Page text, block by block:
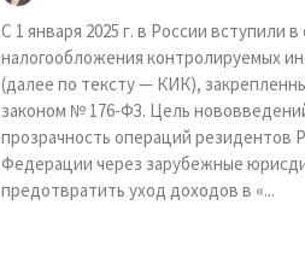
С 1 января 2025 г. в России вступили
налогообложения контролируемых
(далее по тексту — КИК),
законом № 176-ФЗ. Цель
прозрачность операций резидентов
Федерации через зарубежные
предотвратить уход доходов в «...